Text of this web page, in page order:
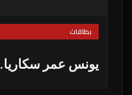
بطاقات
يونس عمر سكاريا.